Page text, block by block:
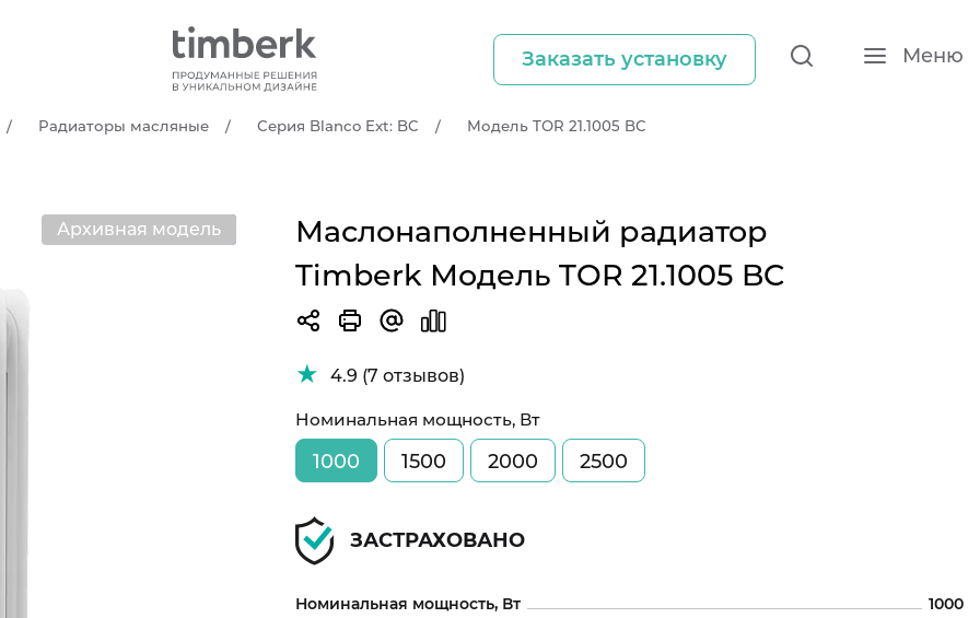
Заказать установку Меню
Радиаторы масляные Серия Blanco Ext: BC Модель TOR 21.1005 BC
Хит продаж
Архивная модель
Маслонаполненный радиатор
Timberk Модель TOR 21.1005 BC
4.9 (7 отзывов)
Номинальная мощность, Вт
1000 1500 2000 2500
ЗАСТРАХОВАНО
Номинальная мощность, Вт
1000